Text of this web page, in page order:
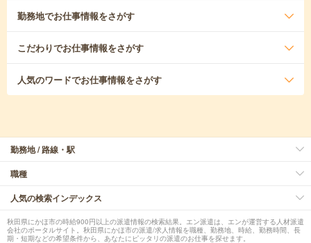
勤務地でお仕事情報をさがす
こだわりでお仕事情報をさがす
人気のワードでお仕事情報をさがす
勤務地 / 路線・駅
職種
人気の検索インデックス
秋田県にかほ市の時給900円以上の派遣情報の検索結果。エン派遣は、エンが運営する人材派遣
会社のポータルサイト。秋田県にかほ市の派遣/求人情報を職種、勤務地、時給、勤務時間、長
期・短期などの希望条件から、あなたにピッタリの派遣のお仕事を探せます。